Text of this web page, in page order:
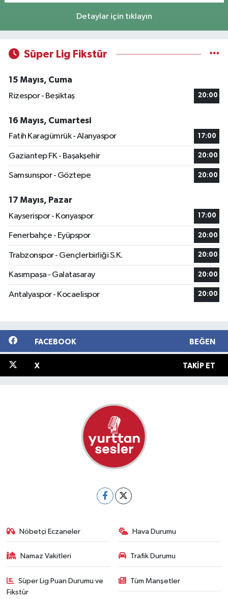
Detaylar için tıklayın
Süper Lig Fikstür
15 Mayıs, Cuma
Rizespor - Beşiktaş
20:00
16 Mayıs, Cumartesi
Fatih Karagümrük - Alanyaspor
17:00
Gaziantep FK - Başakşehir 20:00
Samsunspor - Göztepe 20:00
17 Mayıs, Pazar
Kayserispor - Konyaspor
17:00
Fenerbahçe - Eyüpspor 20:00
Trabzonspor - Gençlerbirliği S.K. 20:00
Kasımpaşa - Galatasaray 20:00
Antalyaspor - Kocaelispor 20:00
FACEBOOK BEĞEN
X TAKIP ET
Nöbetçi Eczaneler Hava Durumu
Namaz Vakitleri Trafik Durumu
Süper Lig Puan Durumu ve
Fikstür
Tüm Manşetler